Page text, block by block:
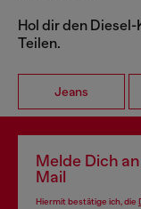
Hol dir den
Teilen.
Jeans
Melde Dich
Mail
Hiermit bestätige ich, die